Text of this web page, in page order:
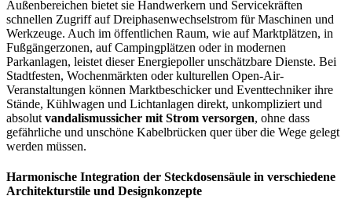
Außenbereichen bietet sie Handwerkern und Servicekräften
schnellen Zugriff auf Dreiphasenwechselstrom für Maschinen und
Werkzeuge. Auch im öffentlichen Raum, wie auf Marktplätzen, in
Fußgängerzonen, auf Campingplätzen oder in modernen
Parkanlagen, leistet dieser Energiepoller unschätzbare Dienste. Bei
Stadtfesten, Wochenmärkten oder kulturellen Open-Air-
Veranstaltungen können Marktbeschicker und Eventtechniker ihre
Stände, Kühlwagen und Lichtanlagen direkt, unkompliziert und
absolut vandalismussicher mit Strom versorgen, ohne dass
gefährliche und unschöne Kabelbrücken quer über die Wege gelegt
werden müssen.
Harmonische Integration der Steckdosensäule in verschiedene
Architekturstile und Designkonzepte